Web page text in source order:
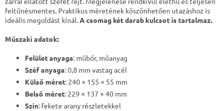
feltűnésmentes. Praktikus méretének köszönhetően utazáshoz is
ideális megoldást kínál.A csomag két darab kulcsot is tartalmaz.
Műszaki adatok:
Felület anyaga: műbőr, műanyag
Széf anyaga: 0,8 mm vastag acél
Külső méret: 240 × 155 × 55 mm
Belső méret: 229 × 137 × 40 mm
Szín: fekete arany részletekkel